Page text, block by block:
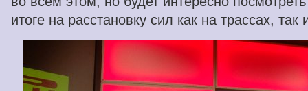
итоге на расстановку сил как на трассах, так